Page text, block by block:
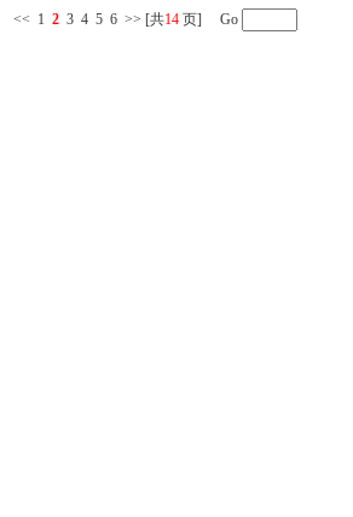
<< 1 2 3 4 5 6 >> [共14 页] Go